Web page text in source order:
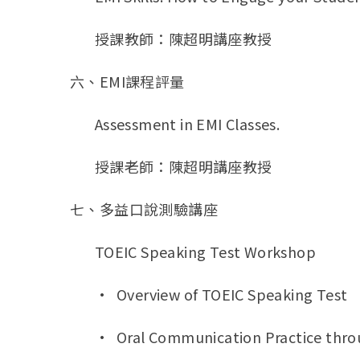
授課教師：陳超明講座教授
六、EMI課程評量
Assessment in EMI Classes.
授課老師：陳超明講座教授
七、多益口說測驗講座
TOEIC Speaking Test Workshop
• Overview of TOEIC Speaking Test
• Oral Communication Practice